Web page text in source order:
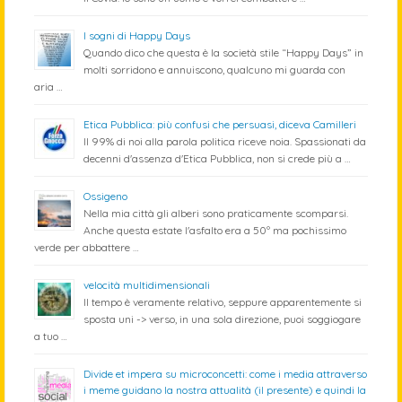
I sogni di Happy Days
Quando dico che questa è la società stile “Happy Days” in
molti sorridono e annuiscono, qualcuno mi guarda con
aria …
Etica Pubblica: più confusi che persuasi, diceva Camilleri
Il 99% di noi alla parola politica riceve noia. Spassionati da
decenni d'assenza d'Etica Pubblica, non si crede più a …
Ossigeno
Nella mia città gli alberi sono praticamente scomparsi.
Anche questa estate l'asfalto era a 50º ma pochissimo
verde per abbattere …
velocità multidimensionali
Il tempo è veramente relativo, seppure apparentemente si
sposta uni -> verso, in una sola direzione, puoi soggiogare
a tuo …
Divide et impera su microconcetti: come i media attraverso
i meme guidano la nostra attualità (il presente) e quindi la